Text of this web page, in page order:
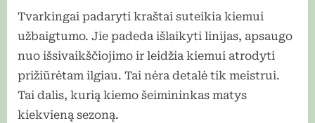
Tvarkingai padaryti kraštai suteikia kiemui
užbaigtumo. Jie padeda išlaikyti linijas, apsaugo
nuo išsivaikščiojimo ir leidžia kiemui atrodyti
prižiūrėtam ilgiau. Tai nėra detalė tik meistrui.
Tai dalis, kurią kiemo šeimininkas matys
kiekvieną sezoną.